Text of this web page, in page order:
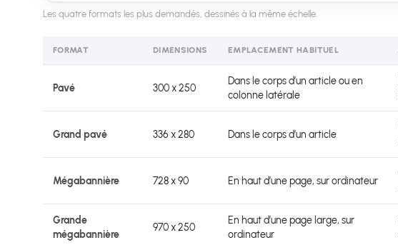
Les quatre formats les plus demandés, dessinés à la même échelle.
FORMAT DIMENSIONS EMPLACEMENT HABITUEL
Pavé 300 x 250
Dans le corps d’un article ou en
colonne latérale
Grand pavé 336 x 280 Dans le corps d’un article
Mégabannière 728 x 90 En haut d’une page, sur ordinateur
Grande
mégabannière
970 x 250
En haut d’une page large, sur
ordinateur